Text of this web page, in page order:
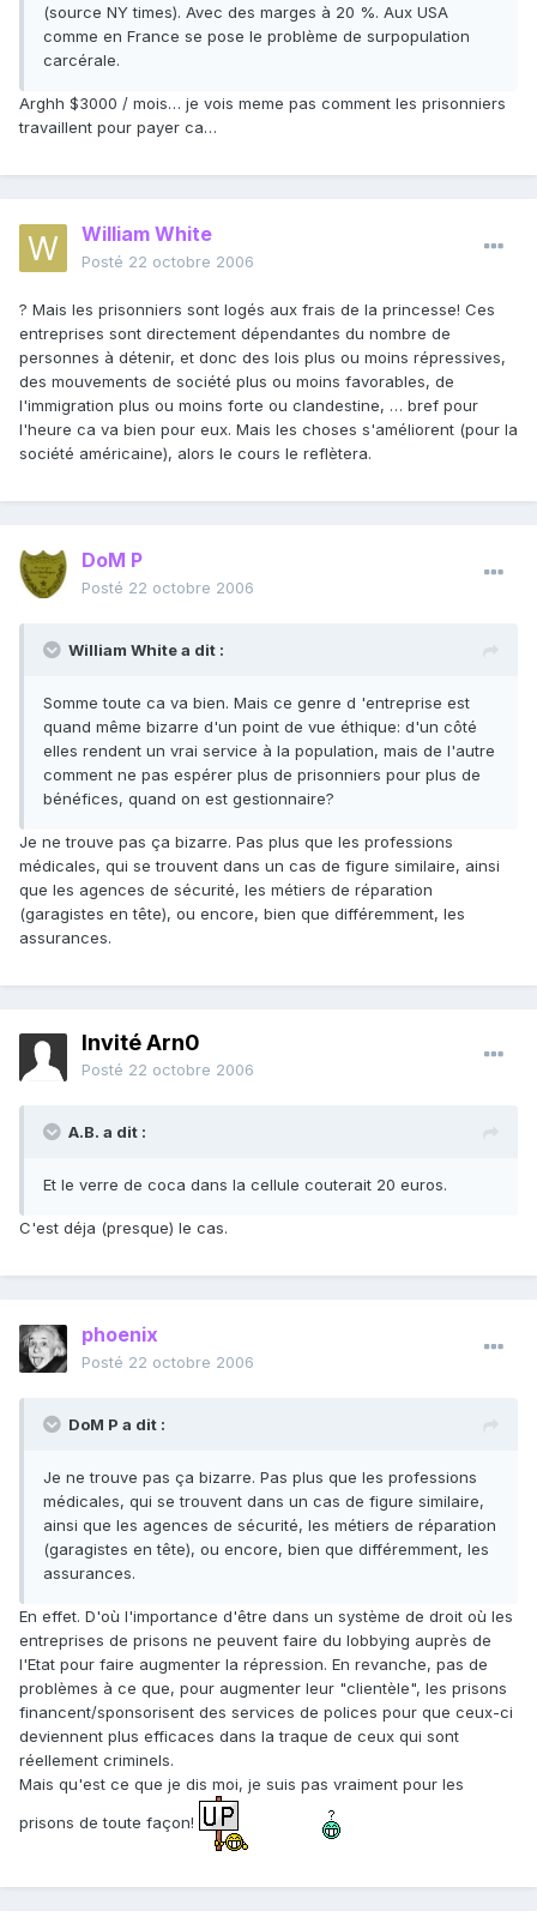
(source NY times). Avec des marges à 20 %. Aux USA
comme en France se pose le problème de surpopulation
carcérale.
Arghh $3000 / mois… je vois meme pas comment les prisonniers
travaillent pour payer ca…
William White
Posté 22 octobre 2006
? Mais les prisonniers sont logés aux frais de la princesse! Ces
entreprises sont directement dépendantes du nombre de
personnes à détenir, et donc des lois plus ou moins répressives,
des mouvements de société plus ou moins favorables, de
l'immigration plus ou moins forte ou clandestine, … bref pour
l'heure ca va bien pour eux. Mais les choses s'améliorent (pour la
société américaine), alors le cours le reflètera.
DoM P
Posté 22 octobre 2006
William White a dit :
Somme toute ca va bien. Mais ce genre d 'entreprise est
quand même bizarre d'un point de vue éthique: d'un côté
elles rendent un vrai service à la population, mais de l'autre
comment ne pas espérer plus de prisonniers pour plus de
bénéfices, quand on est gestionnaire?
Je ne trouve pas ça bizarre. Pas plus que les professions
médicales, qui se trouvent dans un cas de figure similaire, ainsi
que les agences de sécurité, les métiers de réparation
(garagistes en tête), ou encore, bien que différemment, les
assurances.
Invité Arn0
Posté 22 octobre 2006
A.B. a dit :
Et le verre de coca dans la cellule couterait 20 euros.
C'est déja (presque) le cas.
phoenix
Posté 22 octobre 2006
DoM P a dit :
Je ne trouve pas ça bizarre. Pas plus que les professions
médicales, qui se trouvent dans un cas de figure similaire,
ainsi que les agences de sécurité, les métiers de réparation
(garagistes en tête), ou encore, bien que différemment, les
assurances.
En effet. D'où l'importance d'être dans un système de droit où les
entreprises de prisons ne peuvent faire du lobbying auprès de
l'Etat pour faire augmenter la répression. En revanche, pas de
problèmes à ce que, pour augmenter leur "clientèle", les prisons
financent/sponsorisent des services de polices pour que ceux-ci
deviennent plus efficaces dans la traque de ceux qui sont
réellement criminels.
Mais qu'est ce que je dis moi, je suis pas vraiment pour les
prisons de toute façon!